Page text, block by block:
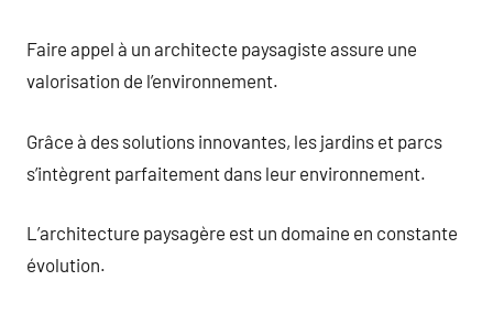
Faire appel à un architecte paysagiste assure une
valorisation de l’environnement.
Grâce à des solutions innovantes, les jardins et parcs
s’intègrent parfaitement dans leur environnement.
L’architecture paysagère est un domaine en constante
évolution.